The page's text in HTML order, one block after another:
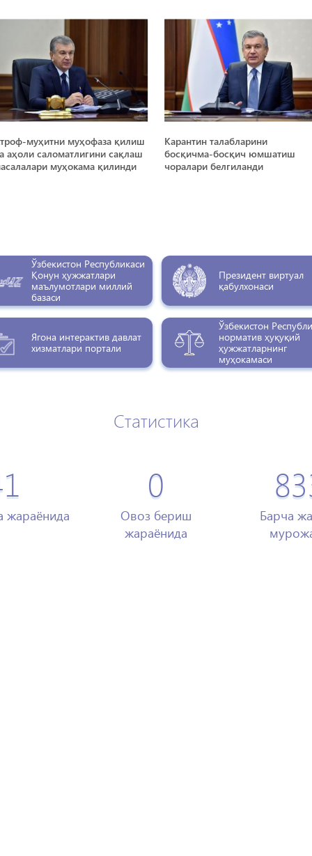
муҳитни муҳофаза қилиш
аҳоли саломатлигини сақлаш
муҳокама қилинди
Карантин талабларини
босқичма-босқич юмшатиш
чоралари белгиланди
Ўзбекистон Республикаси
Қонун ҳужжатлари
маълумотлари миллий
базаси
Президент виртуал
қабулхонаси
Ягона интерактив давлат
хизматлари портали
Ўзбекистон
норматив ҳуқуқий
ҳужжатларнинг
муҳокамаси
Статистика
жараёнида
0
Овоз бериш
жараёнида
Барча